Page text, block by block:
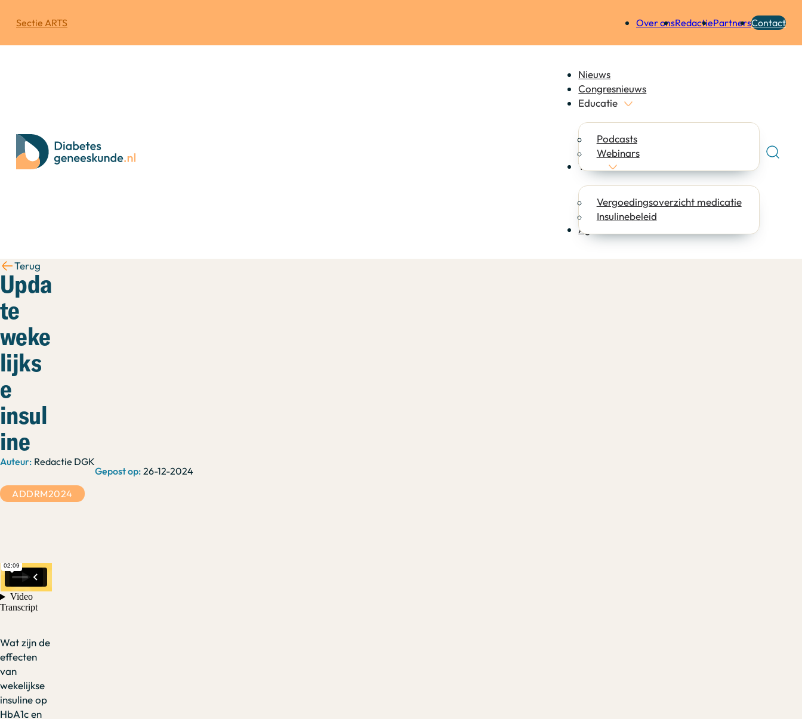
Sectie ARTS Over onsRedactiePartnersContact
Nieuws
Congresnieuws
Educatie
Podcasts
Webinars
Tools
Vergoedingsoverzicht medicatie
Insulinebeleid
Agenda
Terug
Upda
te
weke
lijks
e
insul
ine
Redactie DGK
26-12-2024
ADDRM2024
Wat zijn de
effecten
van
wekelijkse
insuline op
HbA1c en